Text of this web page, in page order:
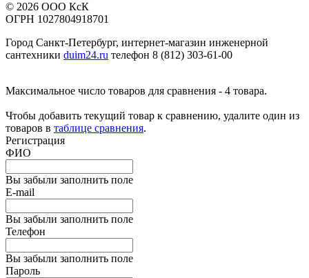
© 2026 ООО КсК
ОГРН 1027804918701
Город Санкт-Петербург, интернет-магазин инженерной
сантехники duim24.ru телефон 8 (812) 303-61-00
Максимальное число товаров для сравнения - 4 товара.
Чтобы добавить текущий товар к сравнению, удалите один из
товаров в таблице сравнения.
Регистрация
ФИО
Вы забыли заполнить поле
E-mail
Вы забыли заполнить поле
Телефон
Вы забыли заполнить поле
Пароль